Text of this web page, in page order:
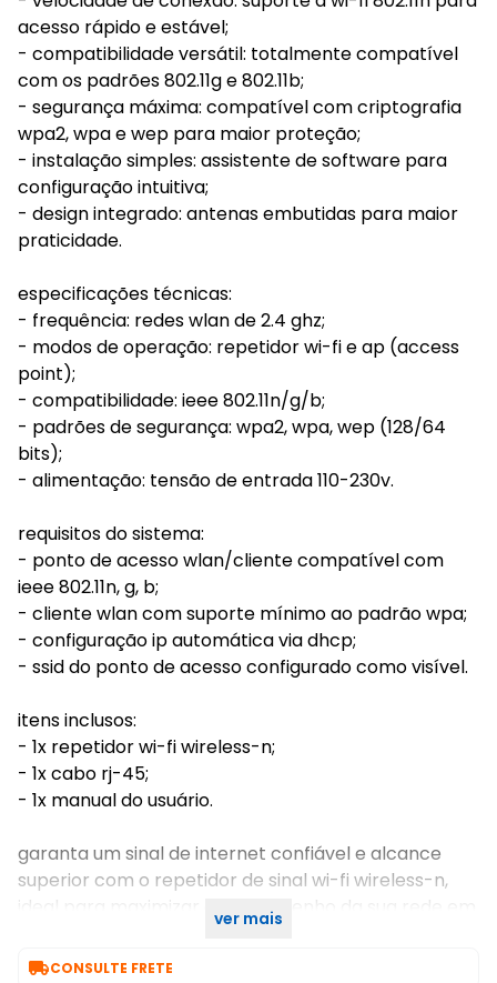
acesso rápido e estável;
- compatibilidade versátil: totalmente compatível
com os padrões 802.11g e 802.11b;
- segurança máxima: compatível com criptografia
wpa2, wpa e wep para maior proteção;
- instalação simples: assistente de software para
configuração intuitiva;
- design integrado: antenas embutidas para maior
praticidade.
especificações técnicas:
- frequência: redes wlan de 2.4 ghz;
- modos de operação: repetidor wi-fi e ap (access
point);
- compatibilidade: ieee 802.11n/g/b;
- padrões de segurança: wpa2, wpa, wep (128/64
bits);
- alimentação: tensão de entrada 110-230v.
requisitos do sistema:
- ponto de acesso wlan/cliente compatível com
ieee 802.11n, g, b;
- cliente wlan com suporte mínimo ao padrão wpa;
- configuração ip automática via dhcp;
- ssid do ponto de acesso configurado como visível.
itens inclusos:
- 1x repetidor wi-fi wireless-n;
- 1x cabo rj-45;
- 1x manual do usuário.
garanta um sinal de internet confiável e alcance
superior com o repetidor de sinal wi-fi wireless-n,
ideal para maximizar o desempenho da sua rede em
ver mais
CONSULTE FRETE